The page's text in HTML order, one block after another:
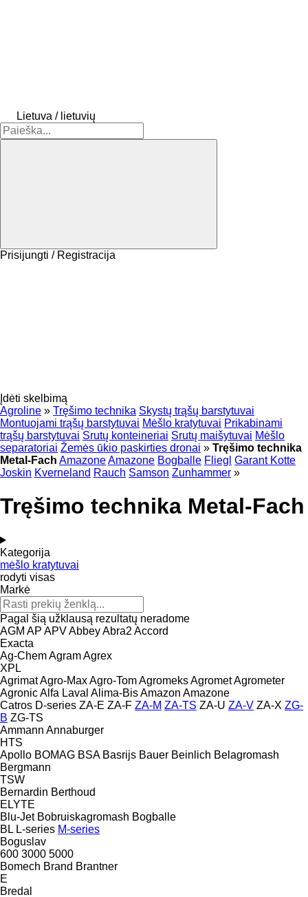
Lietuva / lietuvių
Prisijungti / Registracija
Įdėti skelbimą
Agroline » Tręšimo technika Skystų trąšų barstytuvai
Montuojami trąšų barstytuvai Mėšlo kratytuvai Prikabinami
trąšų barstytuvai Srutų konteineriai Srutų maišytuvai Mėšlo
separatoriai Žemės ūkio paskirties dronai » Tręšimo technika
Metal-Fach AmazoneAmazone Bogballe Fliegl Garant Kotte
Joskin Kverneland Rauch Samson Zunhammer »
Tręšimo technika Metal-Fach
Kategorija
mėšlo kratytuvai
rodyti visas
Markė
Pagal šią užklausą rezultatų neradome
AGM AP APVAbbeyAbra2 Accord
Exacta
Ag-ChemAgramAgrex
XPL
AgrimatAgro-MaxAgro-TomAgromeksAgrometAgrometer
AgronicAlfa Laval Alima-BisAmazon Amazone
Catros D-series ZA-E ZA-F ZA-M ZA-TS ZA-U ZA-V ZA-X ZG-
B ZG-TS
Ammann Annaburger
HTS
Apollo BOMAG BSA Basrijs Bauer Beinlich Belagromash
Bergmann
TSW
Bernardin Berthoud
ELYTE
Blu-Jet Bobruiskagromash Bogballe
BL L-series M-series
Boguslav
600 3000 5000
Bomech Brand Brantner
E
Bredal